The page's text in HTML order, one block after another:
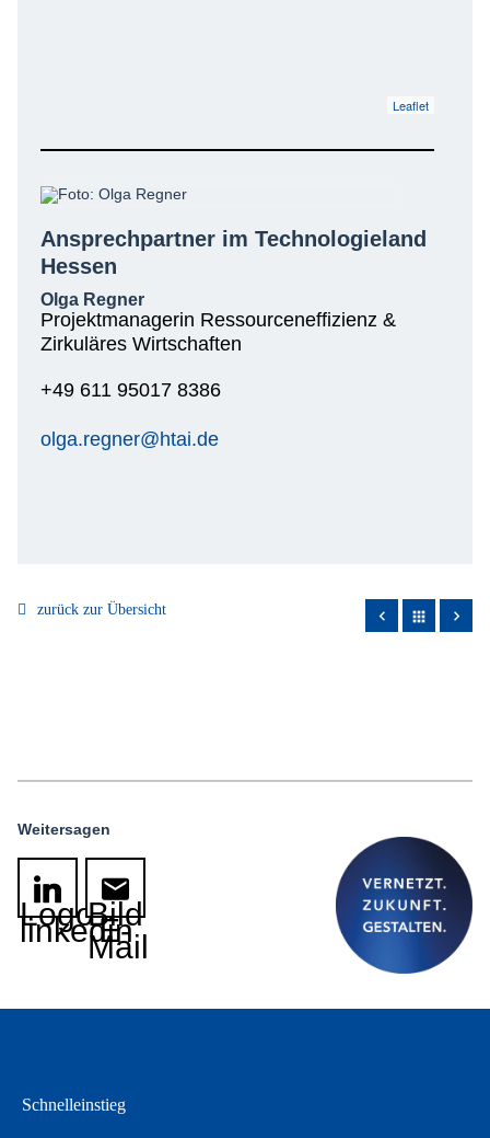
Leaflet
Ansprechpartner im Technologieland
Hessen
Olga Regner
Projektmanagerin Ressourceneffizienz &
Zirkuläres Wirtschaften
+49 611 95017 8386
olga.regner@htai.de
zurück zur Übersicht apps
Weitersagen
Logo
linkedin
Bild
E-
Mail
Schnelleinstieg